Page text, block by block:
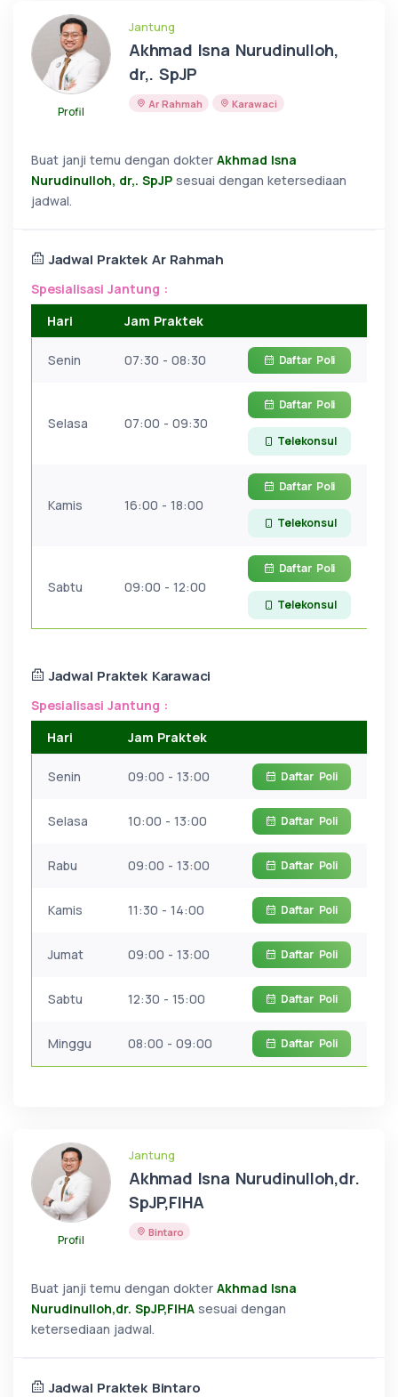
Profil
Jantung
Akhmad Isna Nurudinulloh,
dr,. SpJP
Ar Rahmah Karawaci
Buat janji temu dengan dokter Akhmad Isna
Nurudinulloh, dr,. SpJP sesuai dengan ketersediaan
jadwal.
Jadwal Praktek Ar Rahmah
Spesialisasi Jantung :
Hari
Jam Praktek
Senin 07:30 - 08:30 Daftar Poli
Selasa 07:00 - 09:30
Daftar Poli
Telekonsul
Kamis 16:00 - 18:00
Daftar Poli
Telekonsul
Sabtu 09:00 - 12:00
Daftar Poli
Telekonsul
Jadwal Praktek Karawaci
Spesialisasi Jantung :
Hari
Jam Praktek
Senin 09:00 - 13:00 Daftar Poli
Selasa 10:00 - 13:00 Daftar Poli
Rabu 09:00 - 13:00 Daftar Poli
Kamis 11:30 - 14:00 Daftar Poli
Jumat 09:00 - 13:00 Daftar Poli
Sabtu 12:30 - 15:00 Daftar Poli
Minggu 08:00 - 09:00 Daftar Poli
Profil
Jantung
Akhmad Isna Nurudinulloh,dr.
SpJP,FIHA
Bintaro
Buat janji temu dengan dokter Akhmad Isna
Nurudinulloh,dr. SpJP,FIHA sesuai dengan
ketersediaan jadwal.
Jadwal Praktek Bintaro